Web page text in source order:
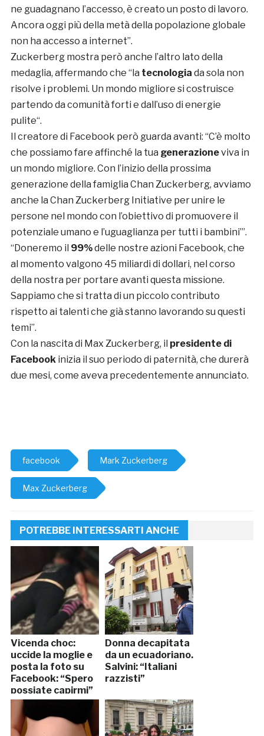
ne guadagnano l’accesso, è creato un posto di lavoro.
Ancora oggi più della metà della popolazione globale
non ha accesso a internet”.
Zuckerberg mostra però anche l’altro lato della
medaglia, affermando che “la tecnologia da sola non
risolve i problemi. Un mondo migliore si costruisce
partendo da comunità forti e dall’uso di energie
pulite“.
Il creatore di Facebook però guarda avanti: “C’è molto
che possiamo fare affinché la tua generazioneviva in
un mondo migliore. Con l’inizio della prossima
generazione della famiglia Chan Zuckerberg, avviamo
anche la Chan Zuckerberg Initiative per unire le
persone nel mondo con l’obiettivo di promuovere il
potenziale umano e l’uguaglianza per tutti i bambini’”.
“Doneremo il 99%delle nostre azioni Facebook, che
al momento valgono 45 miliardi di dollari, nel corso
della nostra per portare avanti questa missione.
Sappiamo che si tratta di un piccolo contributo
rispetto ai talenti che già stanno lavorando su questi
temi”.
Con la nascita di Max Zuckerberg, il presidente di
Facebookinizia il suo periodo di paternità, che durerà
due mesi, come aveva precedentemente annunciato.
facebook Mark Zuckerberg
Max Zuckerberg
POTREBBE INTERESSARTI ANCHE
Vicenda choc:
uccide la moglie e
posta la foto su
Facebook: “Spero
possiate capirmi”
Donna decapitata
da un ecuadoriano.
Salvini: “Italiani
razzisti”